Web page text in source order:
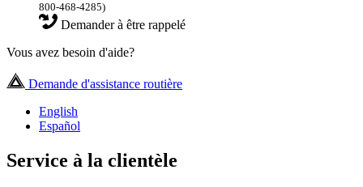
800-468-4285)
Demander à être rappelé
Vous avez besoin d'aide?
Demande d'assistance routière
English
Español
Service à la clientèle